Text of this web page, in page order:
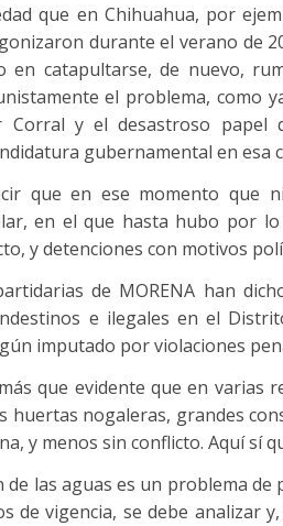
que en Chihuahua, por
durante el verano de
en catapultarse, de nuevo,
el problema, como
Corral y el desastroso
gubernamental en esa
que en ese momento que
en el que hasta hubo por
y detenciones con motivos
de MORENA han
e ilegales en el
imputado por violaciones
que evidente que en varias
huertas nogaleras, grandes
y menos sin conflicto. Aquí sí
de las aguas es un problema
de vigencia, se debe analizar